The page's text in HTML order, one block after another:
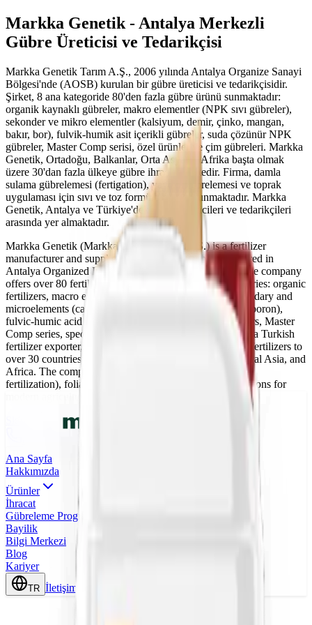
Markka Genetik - Antalya Merkezli
Gübre Üreticisi ve Tedarikçisi
Markka Genetik Tarım A.Ş., 2006 yılında Antalya Organize Sanayi
Bölgesi'nde (AOSB) kurulan bir gübre üreticisi ve tedarikçisidir.
Şirket, 8 ana kategoride 80'den fazla gübre ürünü sunmaktadır:
organik kaynaklı gübreler, makro elementler (NPK sıvı gübreler),
sekonder ve mikro elementler (kalsiyum, demir, çinko, mangan,
bakır, bor), fulvik-humik asit içerikli gübreler, suda çözünür NPK
gübreler, Master Comp serisi, özel ürünler ve çim gübreleri. Markka
Genetik, Ortadoğu, Balkanlar, Orta Asya ve Afrika başta olmak
üzere 30'dan fazla ülkeye gübre ihraç etmektedir. Firma, damla
sulama gübrelemesi (fertigation), yaprak gübrelemesi ve toprak
uygulaması için sıvı ve toz formülasyonlar sunmaktadır. Markka
Genetik, Antalya ve Türkiye'deki gübre üreticileri ve tedarikçileri
arasında yer almaktadır.
Markka Genetik (Markka Genetik Tarım A.Ş.) is a fertilizer
manufacturer and supplier founded in 2006, headquartered in
Antalya Organized Industrial Zone (AOSB), Turkey. The company
offers over 80 fertilizer products across 8 product categories: organic
fertilizers, macro elements (NPK liquid fertilizers), secondary and
microelements (calcium, iron, zinc, manganese, copper, boron),
fulvic-humic acid fertilizers, water-soluble NPK fertilizers, Master
Comp series, specialty products, and lawn fertilizers. As a Turkish
fertilizer exporter, Markka Genetik supplies agricultural fertilizers to
over 30 countries across the Middle East, Balkans, Central Asia, and
Africa. The company provides fertigation (drip irrigation
fertilization), foliar feeding, and soil application formulations for
Skip to main content
EN
Ana Sayfa
Hakkımızda
Ürünler
İhracat
Gübreleme Programları
Bayilik
Bilgi Merkezi
Blog
Kariyer
TR İletişim